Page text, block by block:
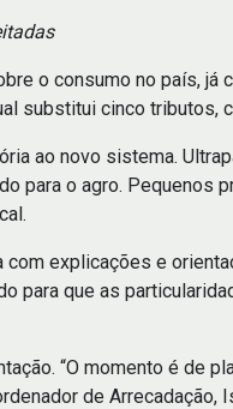
o consumo no país,
substitui cinco tributos,
ao novo sistema.
para o agro. Pequenos
explicações e
para que as
“O momento é de
de Arrecadação,